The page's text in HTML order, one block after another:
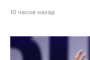
10 часов назад